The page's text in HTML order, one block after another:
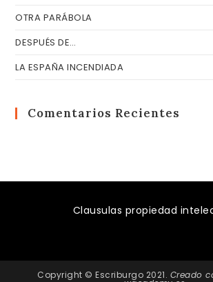
OTRA PARÁBOLA
DESPUÉS DE…
LA ESPAÑA INCENDIADA
Comentarios Recientes
Clausulas propiedad
Copyright © Escriburgo 2021. Creado